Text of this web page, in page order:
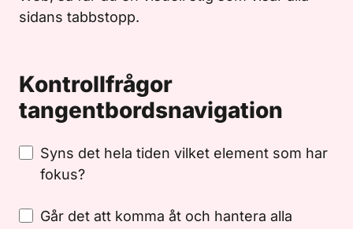
sidans tabbstopp.
Kontrollfrågor
tangentbordsnavigation
Syns det hela tiden vilket element som har
fokus?
Går det att komma åt och hantera alla